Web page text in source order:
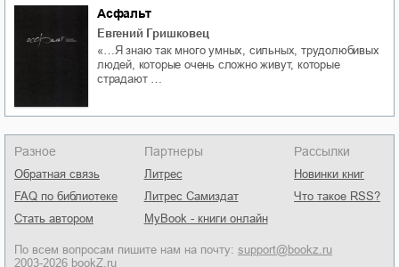
Асфальт
Евгений Гришковец
«…Я знаю так много умных, сильных, трудолюбивых
людей, которые очень сложно живут, которые
страдают …
Разное
Обратная связь
FAQ по библиотеке
Стать автором
Партнеры
Литрес
Литрес Самиздат
MyBook - книги онлайн
Рассылки
Новинки книг
Что такое RSS?
По всем вопросам пишите нам на почту: support@bookz.ru
2003-2026 bookZ.ru